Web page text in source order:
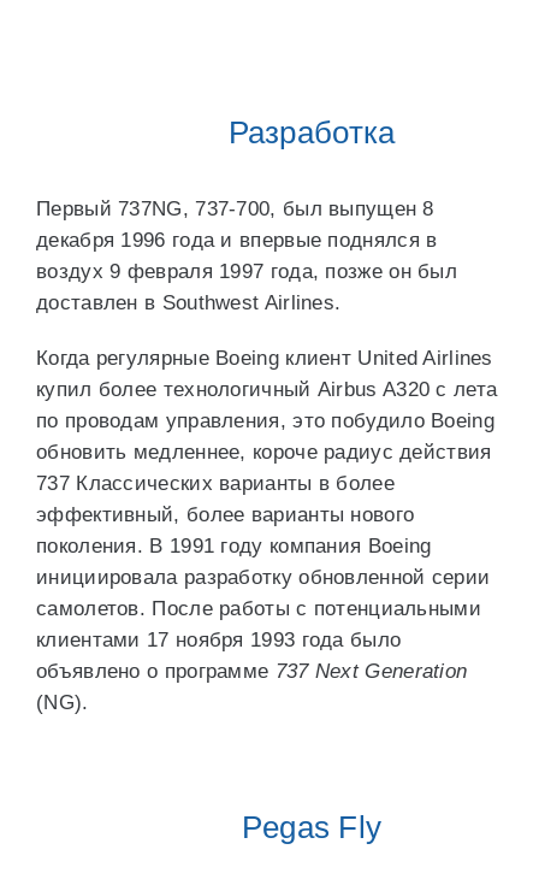
Разработка
Первый 737NG, 737-700, был выпущен 8
декабря 1996 года и впервые поднялся в
воздух 9 февраля 1997 года, позже он был
доставлен в Southwest Airlines.
Когда регулярные Boeing клиент United Airlines
купил более технологичный Airbus A320 с лета
по проводам управления, это побудило Boeing
обновить медленнее, короче радиус действия
737 Классических варианты в более
эффективный, более варианты нового
поколения. В 1991 году компания Boeing
инициировала разработку обновленной серии
самолетов. После работы с потенциальными
клиентами 17 ноября 1993 года было
объявлено о программе 737 Next Generation
(NG).
Pegas Fly